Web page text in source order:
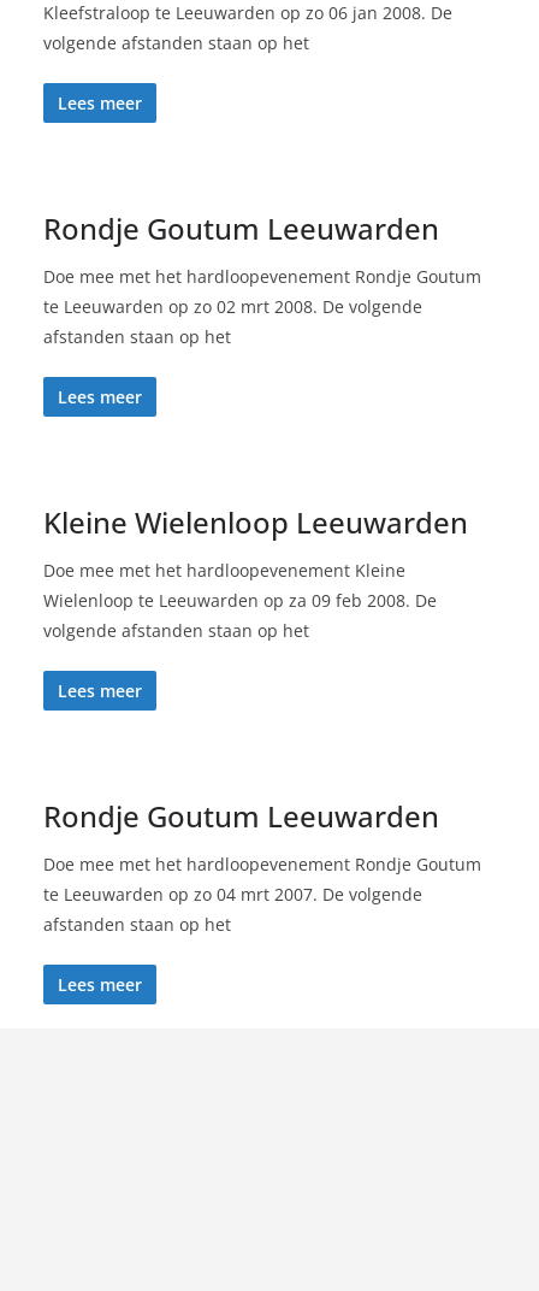
Kleefstraloop te Leeuwarden op zo 06 jan 2008. De
volgende afstanden staan op het
Lees meer
Rondje Goutum Leeuwarden
Doe mee met het hardloopevenement Rondje Goutum
te Leeuwarden op zo 02 mrt 2008. De volgende
afstanden staan op het
Lees meer
Kleine Wielenloop Leeuwarden
Doe mee met het hardloopevenement Kleine
Wielenloop te Leeuwarden op za 09 feb 2008. De
volgende afstanden staan op het
Lees meer
Rondje Goutum Leeuwarden
Doe mee met het hardloopevenement Rondje Goutum
te Leeuwarden op zo 04 mrt 2007. De volgende
afstanden staan op het
Lees meer